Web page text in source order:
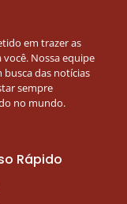
em trazer as
Nossa equipe
das notícias
sempre
no mundo.
Rápido